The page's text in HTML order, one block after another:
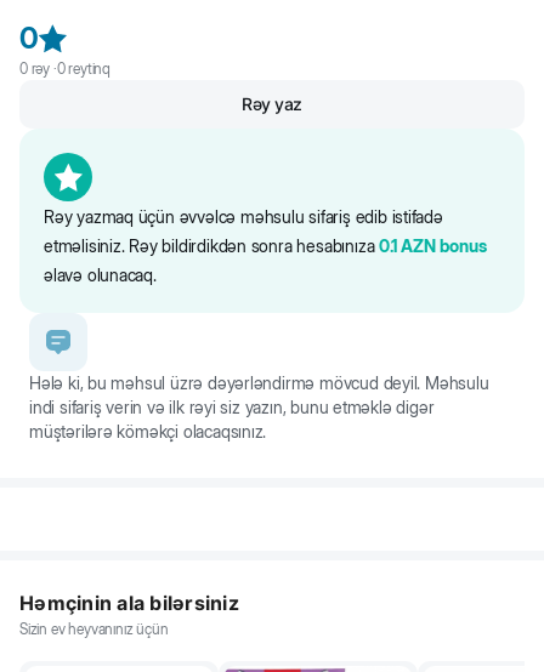
0
0rəy ·0reytinq
Rəy yazmaq üçün əvvəlcə məhsulu sifariş edib istifadə
etməlisiniz. Rəy bildirdikdən sonra hesabınıza0.1 AZN bonus
əlavə olunacaq.
Rəy yaz
Hələ ki, bu məhsul üzrə dəyərləndirmə mövcud deyil. Məhsulu
indi sifariş verin və ilk rəyi siz yazın, bunu etməklə digər
müştərilərə köməkçi olacaqsınız.
Həmçinin ala bilərsiniz
Sizin ev heyvanınız üçün